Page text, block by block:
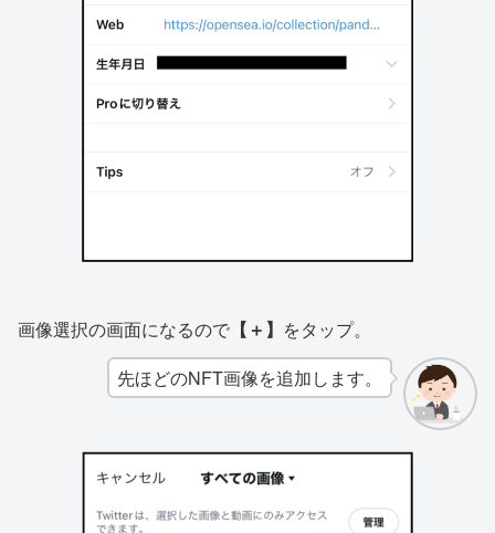
画像選択の画面になるので 【＋】 をタップ。
先ほどのNFT画像を追加します。